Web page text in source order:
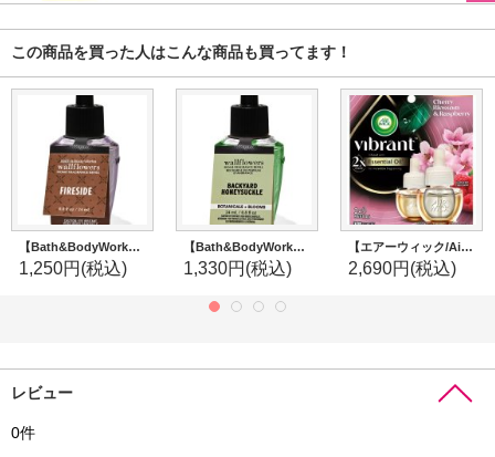
この商品を買った人はこんな商品も買ってます！
【Bath&BodyWorks】Wallflowers詰替リフィル：ファイヤーサイド
1,250円 (税込)
【Bath&BodyWorks】Wallflowers詰替リフィル：バックヤードハニーサックル
1,330円 (税込)
【エアーウィック/Airwick】プラグインオイルリフィル(2個入)：チェリーブロッサム＆ラズベリー
2,690円 (税込)
レビュー
0件